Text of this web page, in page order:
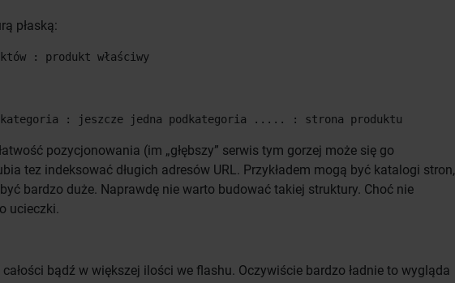
płaską:
: produkt właściwy
: jeszcze jedna podkategoria ..... : strona produktu
pozycjonowania (im „głębszy” serwis tym gorzej może się go
tez indeksować długich adresów URL. Przykładem mogą być katalogi stron,
bardzo duże. Naprawdę nie warto budować takiej struktury. Choć nie
ucieczki.
bądź w większej ilości we flashu. Oczywiście bardzo ładnie to wygląda